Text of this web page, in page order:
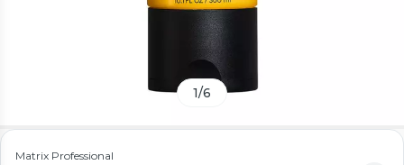
1/6
Matrix Professional